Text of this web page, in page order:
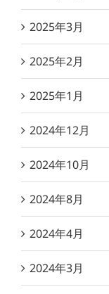
2025年3月
2025年2月
2025年1月
2024年12月
2024年10月
2024年8月
2024年4月
2024年3月